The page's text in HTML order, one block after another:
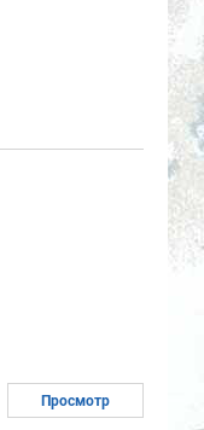
Просмотр